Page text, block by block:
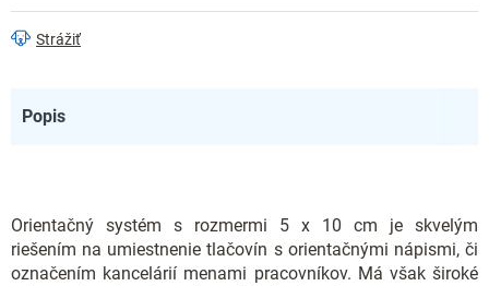
Strážiť
Popis
Orientačný systém s rozmermi 5 x 10 cm je skvelým
riešením na umiestnenie tlačovín s orientačnými nápismi, či
označením kancelárií menami pracovníkov. Má však široké